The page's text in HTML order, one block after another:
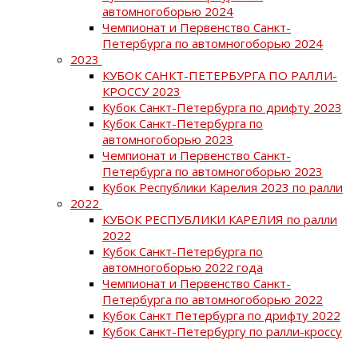
автомногоборью 2024
Чемпионат и Первенство Санкт-
Петербурга по автомногоборью 2024
2023
КУБОК САНКТ-ПЕТЕРБУРГА ПО РАЛЛИ-
КРОССУ 2023
Кубок Санкт-Петербурга по дрифту 2023
Кубок Санкт-Петербурга по
автомногоборью 2023
Чемпионат и Первенство Санкт-
Петербурга по автомногоборью 2023
Кубок Республики Карелия 2023 по ралли
2022
КУБОК РЕСПУБЛИКИ КАРЕЛИЯ по ралли
2022
Кубок Санкт-Петербурга по
автомногоборью 2022 года
Чемпионат и Первенство Санкт-
Петербурга по автомногоборью 2022
Кубок Санкт Петербурга по дрифту 2022
Кубок Санкт-Петербургу по ралли-кроссу